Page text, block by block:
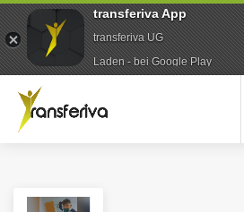
transferiva App
transferiva UG
Laden - bei Google Play